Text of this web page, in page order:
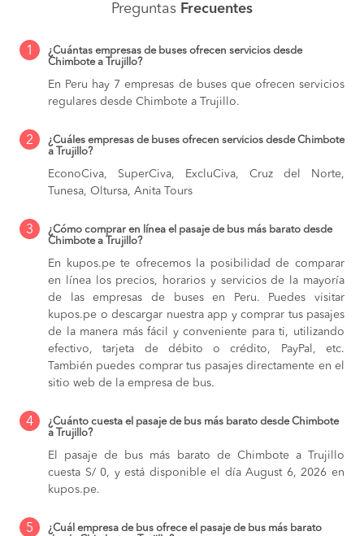
Preguntas Frecuentes
1
¿Cuántas empresas de buses ofrecen servicios desde
Chimbote a Trujillo?
En Peru hay 7 empresas de buses que ofrecen servicios
regulares desde Chimbote a Trujillo.
2
¿Cuáles empresas de buses ofrecen servicios desde Chimbote
a Trujillo?
EconoCiva, SuperCiva, ExcluCiva, Cruz del Norte,
Tunesa, Oltursa, Anita Tours
3
¿Cómo comprar en línea el pasaje de bus más barato desde
Chimbote a Trujillo?
En kupos.pe te ofrecemos la posibilidad de comparar
en línea los precios, horarios y servicios de la mayoría
de las empresas de buses en Peru. Puedes visitar
kupos.pe o descargar nuestra app y comprar tus pasajes
de la manera más fácil y conveniente para ti, utilizando
efectivo, tarjeta de débito o crédito, PayPal, etc.
También puedes comprar tus pasajes directamente en el
sitio web de la empresa de bus.
4
¿Cuánto cuesta el pasaje de bus más barato desde Chimbote
a Trujillo?
El pasaje de bus más barato de Chimbote a Trujillo
cuesta S/ 0, y está disponible el día August 6, 2026 en
kupos.pe.
5
¿Cuál empresa de bus ofrece el pasaje de bus más barato